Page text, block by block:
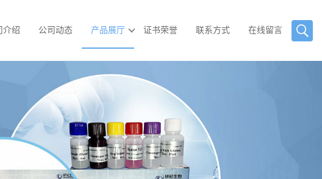
介绍 公司动态 产品展厅 证书荣誉 联系方式 在线留言